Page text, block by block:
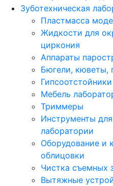
Зуботехническая
Пластмасса
Жидкости для
циркония
Аппараты
Бюгели, кюветы,
Гипсоотстойники
Мебель
Триммеры
Инструменты
лаборатории
Оборудование и
облицовки
Чистка съемных
Вытяжные